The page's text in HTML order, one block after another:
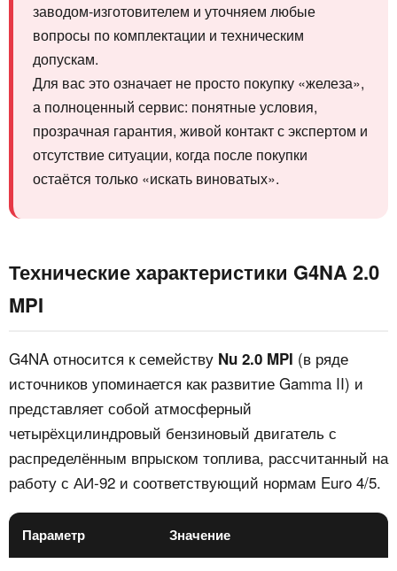
заводом‑изготовителем и уточняем любые
вопросы по комплектации и техническим
допускам.
Для вас это означает не просто покупку «железа»,
а полноценный сервис: понятные условия,
прозрачная гарантия, живой контакт с экспертом и
отсутствие ситуации, когда после покупки
остаётся только «искать виноватых».
Технические характеристики G4NA 2.0
MPI
G4NA относится к семейству Nu 2.0 MPI (в ряде
источников упоминается как развитие Gamma II) и
представляет собой атмосферный
четырёхцилиндровый бензиновый двигатель с
распределённым впрыском топлива, рассчитанный на
работу с АИ‑92 и соответствующий нормам Euro 4/5.
Параметр Значение